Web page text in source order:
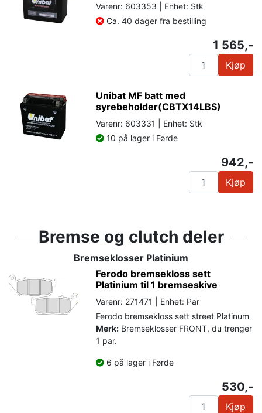
Varenr: 603353 | Enhet: Stk
Ca. 40 dager fra bestilling
1 565,-
Kjøp
Unibat MF batt med
syrebeholder(CBTX14LBS)
Varenr: 603331 | Enhet: Stk
10 på lager i Førde
942,-
Kjøp
Bremse og clutch deler
Bremseklosser Platinium
Ferodo bremsekloss sett
Platinium til 1 bremseskive
Varenr: 271471 | Enhet: Par
Ferodo bremsekloss sett street Platinum
Merk: Bremseklosser FRONT, du trenger
1 par.
6 på lager i Førde
530,-
Kjøp